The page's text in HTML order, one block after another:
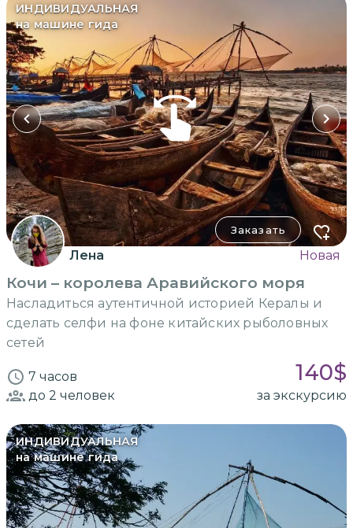
ИНДИВИДУАЛЬНАЯ
на машине гида
Заказать
Лена Новая
Кочи – королева Аравийского моря
Насладиться аутентичной историей Кералы и
сделать селфи на фоне китайских рыболовных
сетей
7 часов 140$
до 2 человек за экскурсию
ИНДИВИДУАЛЬНАЯ
на машине гида